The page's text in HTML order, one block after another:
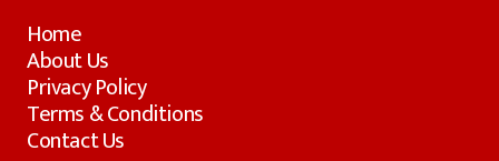
Home
About Us
Privacy Policy
Terms & Conditions
Contact Us